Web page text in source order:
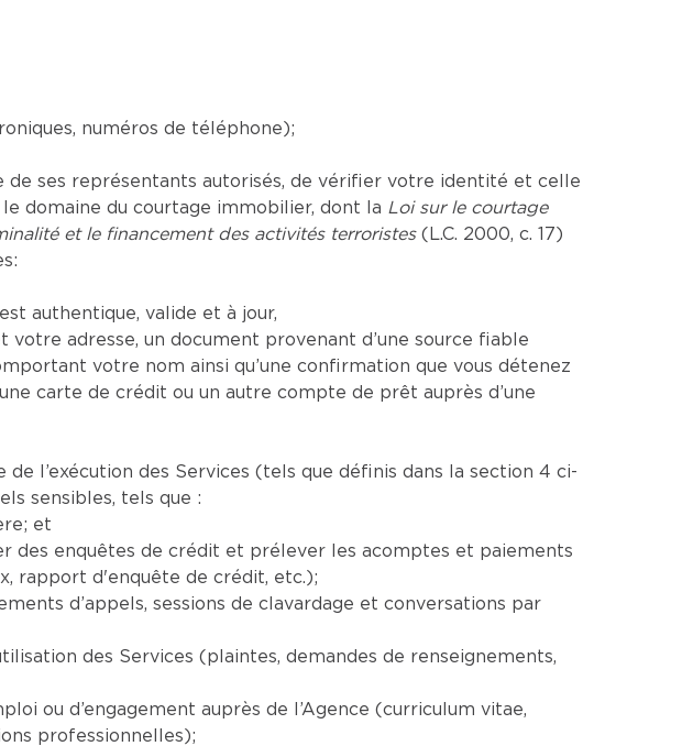
numéros de téléphone);
de ses représentants autorisés, de vérifier votre identité et celle
domaine du courtage immobilier, dont la Loi sur le courtage
et le financement des activités terroristes(L.C. 2000, c. 17)
authentique, valide et à jour,
adresse, un document provenant d’une source fiable
votre nom ainsi qu’une confirmation que vous détenez
carte de crédit ou un autre compte de prêt auprès d’une
l’exécution des Services (tels que définis dans la section 4 ci-
sensibles, tels que :
et
des enquêtes de crédit et prélever les acomptes et paiements
rapport d'enquête de crédit, etc.);
d’appels, sessions de clavardage et conversations par
des Services (plaintes, demandes de renseignements,
ou d’engagement auprès de l’Agence (curriculum vitae,
professionnelles);